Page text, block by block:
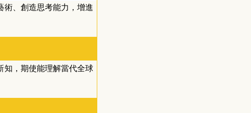
術、創造思考能力，增進
知，期使能理解當代全球